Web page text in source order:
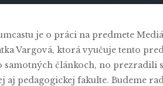
je o práci na predmete
Vargová, ktorá vyučuje tento
samotných článkoch, no prezradili
aj pedagogickej fakulte. Budeme